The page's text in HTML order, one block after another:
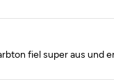
fiel super aus